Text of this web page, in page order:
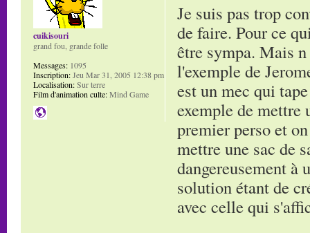
Je suis pas trop
de faire. Pour ce
être sympa. Mais
l'exemple de
est un mec qui
exemple de mettre
premier perso et
mettre une sac de
dangereusement à
solution étant de
avec celle qui
cuikisouri
grand fou, grande folle
Messages: 1095
Inscription:Jeu Mar 31, 2005 12:38 pm
Localisation:Sur terre
Film d'animation culte:Mind Game